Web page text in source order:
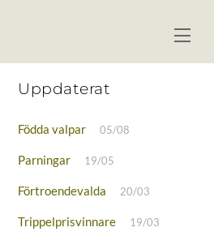
Menu
Uppdaterat
Födda valpar 05/08
Parningar 19/05
Förtroendevalda 20/03
Trippelprisvinnare 19/03